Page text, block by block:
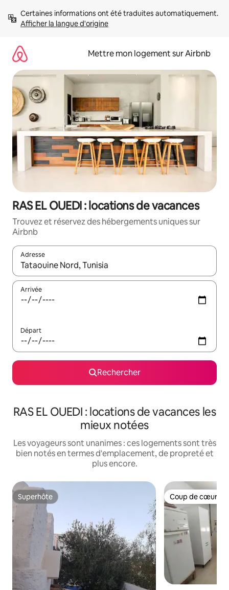
directement
Afficher la langue d'origine
Mettre mon logement sur Airbnb
RAS EL OUEDI : locations de vacances
Trouvez et réservez des hébergements uniques sur
Airbnb
Adresse
Lorsque les résultats s'affichent, utilisez les flèches vers le
Arrivée
Départ
Rechercher
RAS EL OUEDI : locations de vacances les
mieux notées
Les voyageurs sont unanimes : ces logements sont très
bien notés en termes d'emplacement, de propreté et
plus encore.
Superhôte
Superhôte Coup de cœur
Coup de cœur